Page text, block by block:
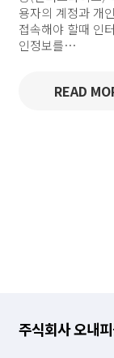
용자의 계정과 개
접속해야 할때 인
인정보를…
READ
주식회사 오내